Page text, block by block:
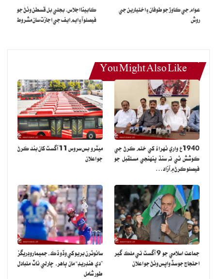
عوام جي ڪاوڙ جو طوفان ۽ اختيارين جي
روش
ڪابينا اجلاس، بجلي بل قسطن وٺڻ جو
فيصلو آءِ ايم ايف جي اجازت سان مشروط
You Might Also Like
1940ع واري ٺهراءُ کي ختم ڪرڻ جي
ڪوشش ٿي ته سنڌ پنهنجي مستقبل جو
فيصلو ڪرڻ ۾ آزاد…
ميٽرو بس سروس 11 آگسٽ کان بند ڪرڻ
جو اعلان
جماعت اسلامي جو 9 آگسٽ تي ملڪ گير
احتجاج جو سڏ واپس وٺڻ جو اعلان
سائوٿرن بريو کي وڏو ڌڪ، جميما روڊريگز
”دي هنڊريڊ“ مان ٻاهر، چارلي ناٽ متبادل
طور شامل